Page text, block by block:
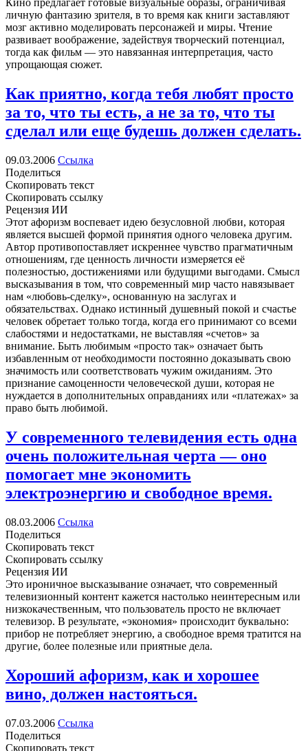
Кино предлагает готовые визуальные образы, ограничивая
личную фантазию зрителя, в то время как книги заставляют
мозг активно моделировать персонажей и миры. Чтение
развивает воображение, задействуя творческий потенциал,
тогда как фильм — это навязанная интерпретация, часто
упрощающая сюжет.
Как приятно, когда тебя любят просто
за то, что ты есть, а не за то, что ты
сделал или еще будешь должен сделать.
09.03.2006 Ссылка
Поделиться
Скопировать текст
Скопировать ссылку
Рецензия ИИ
Этот афоризм воспевает идею безусловной любви, которая
является высшей формой принятия одного человека другим.
Автор противопоставляет искреннее чувство прагматичным
отношениям, где ценность личности измеряется её
полезностью, достижениями или будущими выгодами. Смысл
высказывания в том, что современный мир часто навязывает
нам «любовь-сделку», основанную на заслугах и
обязательствах. Однако истинный душевный покой и счастье
человек обретает только тогда, когда его принимают со всеми
слабостями и недостатками, не выставляя «счетов» за
внимание. Быть любимым «просто так» означает быть
избавленным от необходимости постоянно доказывать свою
значимость или соответствовать чужим ожиданиям. Это
признание самоценности человеческой души, которая не
нуждается в дополнительных оправданиях или «платежах» за
право быть любимой.
У современного телевидения есть одна
очень положительная черта — оно
помогает мне экономить
электроэнергию и свободное время.
08.03.2006 Ссылка
Поделиться
Скопировать текст
Скопировать ссылку
Рецензия ИИ
Это ироничное высказывание означает, что современный
телевизионный контент кажется настолько неинтересным или
низкокачественным, что пользователь просто не включает
телевизор. В результате, «экономия» происходит буквально:
прибор не потребляет энергию, а свободное время тратится на
другие, более полезные или приятные дела.
Хороший афоризм, как и хорошее
вино, должен настояться.
07.03.2006 Ссылка
Поделиться
Скопировать текст